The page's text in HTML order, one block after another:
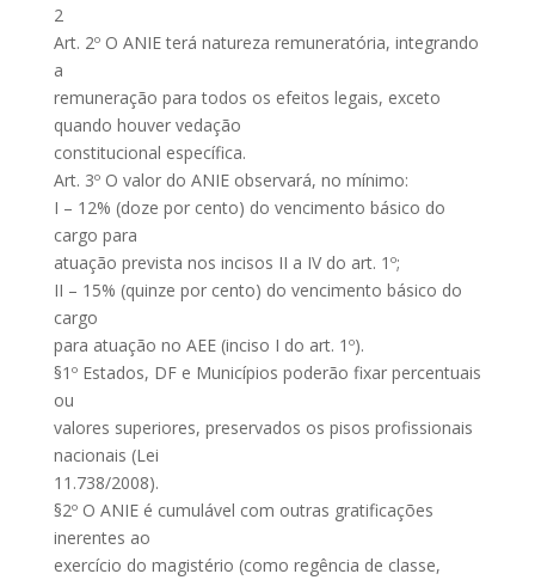
2
Art. 2º O ANIE terá natureza remuneratória, integrando
a
remuneração para todos os efeitos legais, exceto
quando houver vedação
constitucional específica.
Art. 3º O valor do ANIE observará, no mínimo:
I – 12% (doze por cento) do vencimento básico do
cargo para
atuação prevista nos incisos II a IV do art. 1º;
II – 15% (quinze por cento) do vencimento básico do
cargo
para atuação no AEE (inciso I do art. 1º).
§1º Estados, DF e Municípios poderão fixar percentuais
ou
valores superiores, preservados os pisos profissionais
nacionais (Lei
11.738/2008).
§2º O ANIE é cumulável com outras gratificações
inerentes ao
exercício do magistério (como regência de classe,